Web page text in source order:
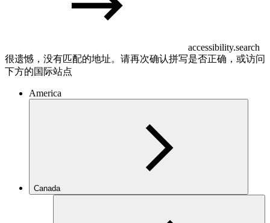
accessibility.search
很遗憾，没有匹配的地址。请再次确认拼写是否正确，或访问
下方的国际站点
America
Canada